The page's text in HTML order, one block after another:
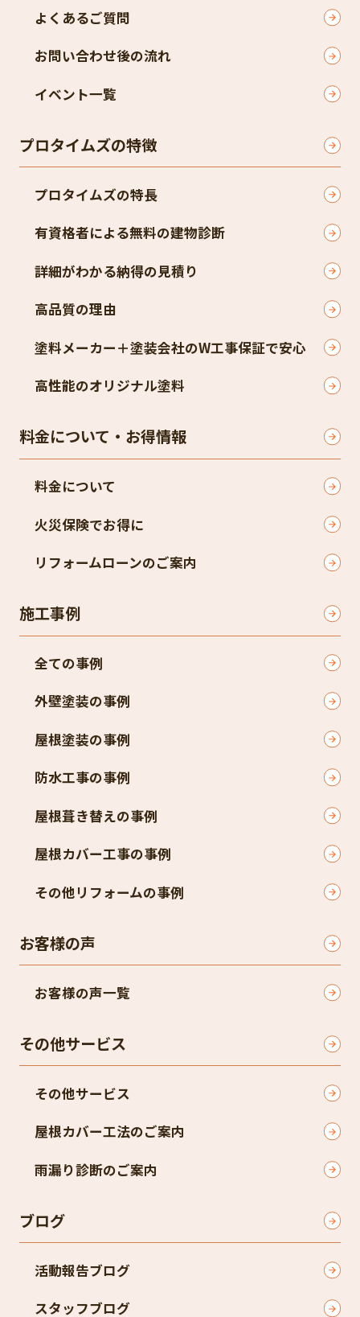
よくあるご質問
お問い合わせ後の流れ
イベント一覧
プロタイムズの特徴
プロタイムズの特長
有資格者による無料の建物診断
詳細がわかる納得の見積り
高品質の理由
塗料メーカー＋塗装会社のW工事保証で安心
高性能のオリジナル塗料
料金について・お得情報
料金について
火災保険でお得に
リフォームローンのご案内
施工事例
全ての事例
外壁塗装の事例
屋根塗装の事例
防水工事の事例
屋根葺き替えの事例
屋根カバー工事の事例
その他リフォームの事例
お客様の声
お客様の声一覧
その他サービス
その他サービス
屋根カバー工法のご案内
雨漏り診断のご案内
ブログ
活動報告ブログ
スタッフブログ